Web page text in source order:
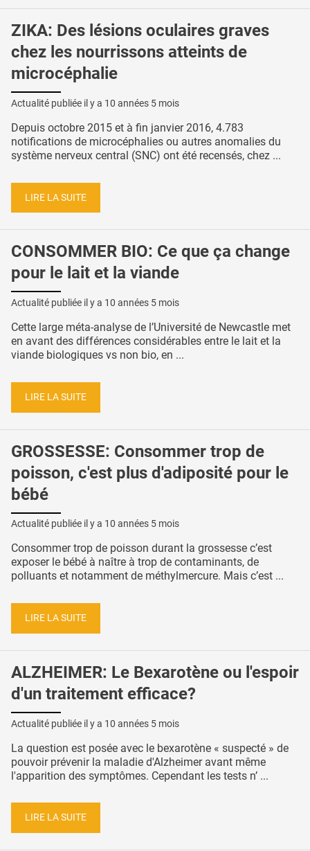
ZIKA: Des lésions oculaires graves
chez les nourrissons atteints de
microcéphalie
Actualité publiée il y a 10 années 5 mois
Depuis octobre 2015 et à fin janvier 2016, 4.783
notifications de microcéphalies ou autres anomalies du
système nerveux central (SNC) ont été recensés, chez ...
LIRE LA SUITE
CONSOMMER BIO: Ce que ça change
pour le lait et la viande
Actualité publiée il y a 10 années 5 mois
Cette large méta-analyse de l’Université de Newcastle met
en avant des différences considérables entre le lait et la
viande biologiques vs non bio, en ...
LIRE LA SUITE
GROSSESSE: Consommer trop de
poisson, c'est plus d'adiposité pour le
bébé
Actualité publiée il y a 10 années 5 mois
Consommer trop de poisson durant la grossesse c’est
exposer le bébé à naître à trop de contaminants, de
polluants et notamment de méthylmercure. Mais c’est ...
LIRE LA SUITE
ALZHEIMER: Le Bexarotène ou l'espoir
d'un traitement efficace?
Actualité publiée il y a 10 années 5 mois
La question est posée avec le bexarotène « suspecté » de
pouvoir prévenir la maladie d'Alzheimer avant même
l'apparition des symptômes. Cependant les tests n’ ...
LIRE LA SUITE